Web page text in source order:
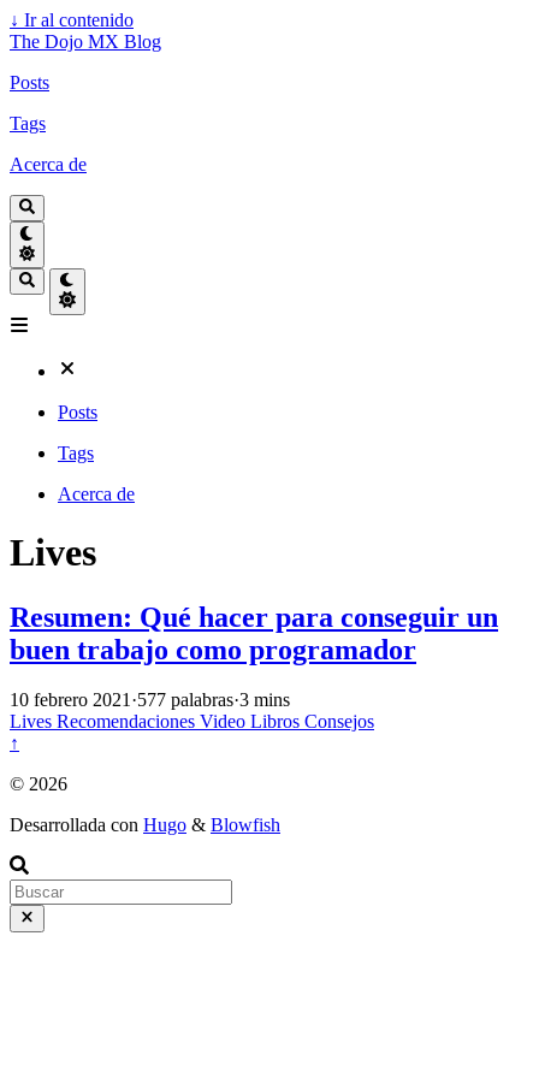
↓ Ir al contenido
The Dojo MX Blog
Posts
Tags
Acerca de
Posts
Tags
Acerca de
Lives
Resumen: Qué hacer para conseguir un
buen trabajo como programador
10 febrero 2021·577 palabras·3 mins
Lives Recomendaciones Video Libros Consejos
↑
© 2026
Desarrollada con Hugo & Blowfish